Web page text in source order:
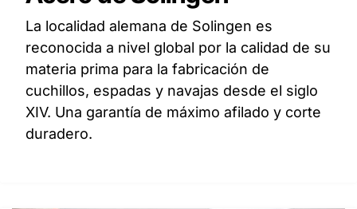
La localidad alemana de Solingen es
reconocida a nivel global por la calidad de su
materia prima para la fabricación de
cuchillos, espadas y navajas desde el siglo
XIV. Una garantía de máximo afilado y corte
duradero.